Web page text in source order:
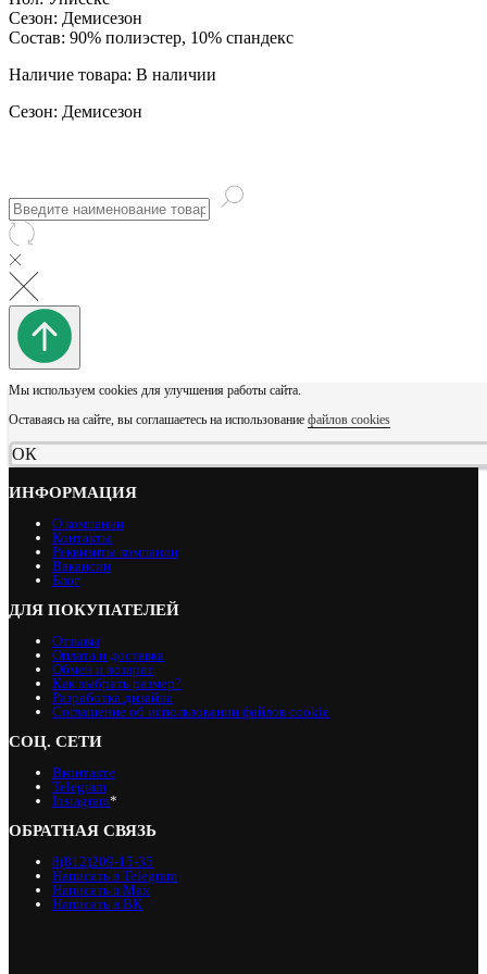
Сезон: Демисезон
Состав: 90% полиэстер, 10% спандекс
Наличие товара: В наличии
Сезон: Демисезон
Мы используем cookies для улучшения работы сайта.
Оставаясь на сайте, вы соглашаетесь на использование файлов cookies
ОК
ИНФОРМАЦИЯ
О компании
Контакты
Реквизиты компании
Вакансии
Блог
ДЛЯ ПОКУПАТЕЛЕЙ
Отзывы
Оплата и доставка
Обмен и возврат
Как выбрать размер?
Разработка дизайна
Соглашение об использовании файлов cookie
СОЦ. СЕТИ
Вконтакте
Telegram
Instagram*
ОБРАТНАЯ СВЯЗЬ
8(812)209-15-35
Написать в Telegram
Написать в Max
Написать в ВК